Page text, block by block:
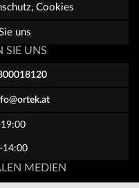
Cookies
uns
SIE UNS
14:00
MEDIEN